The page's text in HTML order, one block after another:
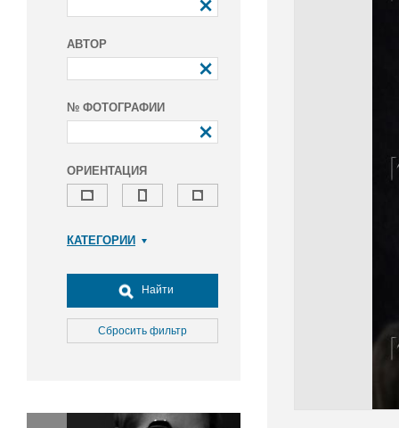
АВТОР
№ ФОТОГРАФИИ
ОРИЕНТАЦИЯ
КАТЕГОРИИ
Досуг, туризм и отдых
Культура
Медицина
Окружающая среда
Найти
Сбросить фильтр